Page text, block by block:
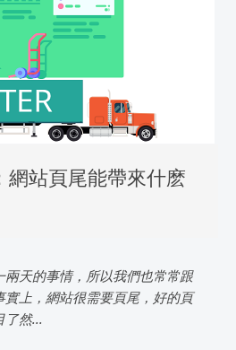
網站頁尾能帶來什麽
天的事情，所以我們也常常跟
上，網站很需要頁尾，好的頁
了然...